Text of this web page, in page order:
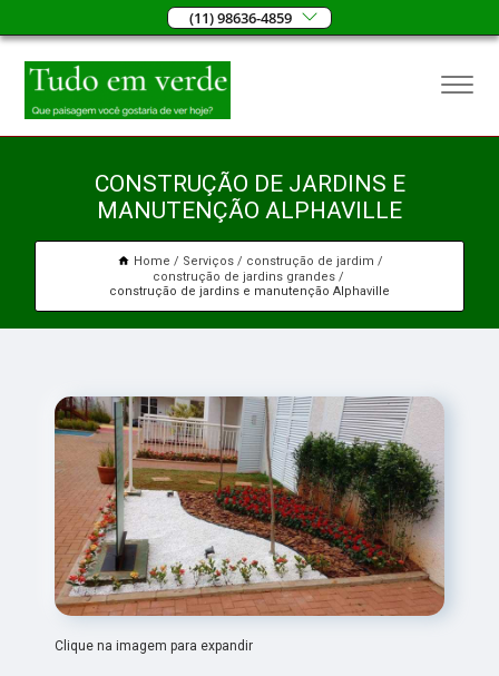
(11) 98636-4859
CONSTRUÇÃO DE JARDINS E
MANUTENÇÃO ALPHAVILLE
Home Serviços
construção de jardim
construção de jardins grandes
construção de jardins e manutenção Alphaville
Clique na imagem para expandir